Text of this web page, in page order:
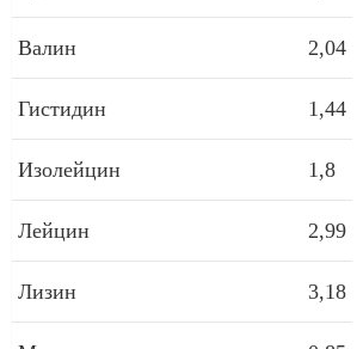
Валин 2,04
Гистидин 1,44
Изолейцин 1,8
Лейцин 2,99
Лизин 3,18